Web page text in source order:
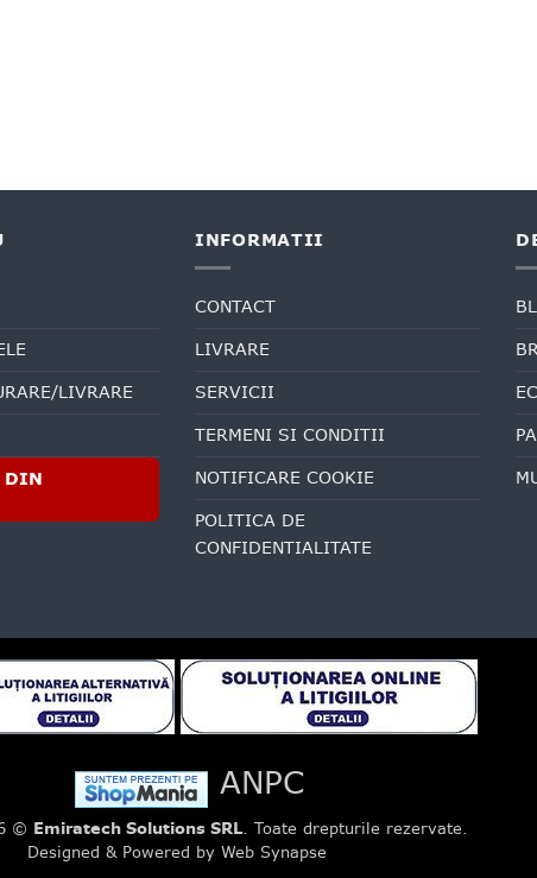
LIVRARE
DIN
INFORMATII
CONTACT
LIVRARE
SERVICII
TERMENI SI CONDITII
NOTIFICARE COOKIE
POLITICA DE
CONFIDENTIALITATE
ANPC
© Emiratech Solutions SRL. Toate drepturile rezervate.
Designed & Powered by Web Synapse